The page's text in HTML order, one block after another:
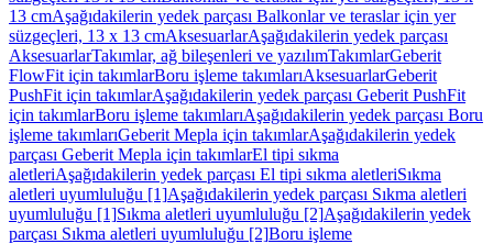
13 cmAşağıdakilerin yedek parçası Balkonlar ve teraslar için yer
süzgeçleri, 13 x 13 cmAksesuarlarAşağıdakilerin yedek parçası
AksesuarlarTakımlar, ağ bileşenleri ve yazılımTakımlarGeberit
FlowFit için takımlarBoru işleme takımlarıAksesuarlarGeberit
PushFit için takımlarAşağıdakilerin yedek parçası Geberit PushFit
için takımlarBoru işleme takımlarıAşağıdakilerin yedek parçası Boru
işleme takımlarıGeberit Mepla için takımlarAşağıdakilerin yedek
parçası Geberit Mepla için takımlarEl tipi sıkma
aletleriAşağıdakilerin yedek parçası El tipi sıkma aletleriSıkma
aletleri uyumluluğu [1]Aşağıdakilerin yedek parçası Sıkma aletleri
uyumluluğu [1]Sıkma aletleri uyumluluğu [2]Aşağıdakilerin yedek
parçası Sıkma aletleri uyumluluğu [2]Boru işleme